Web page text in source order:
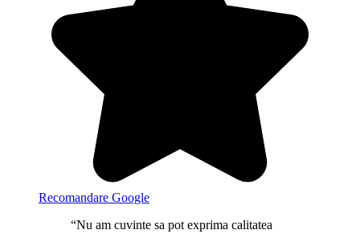
Recomandare Google
“Nu am cuvinte sa pot exprima calitatea